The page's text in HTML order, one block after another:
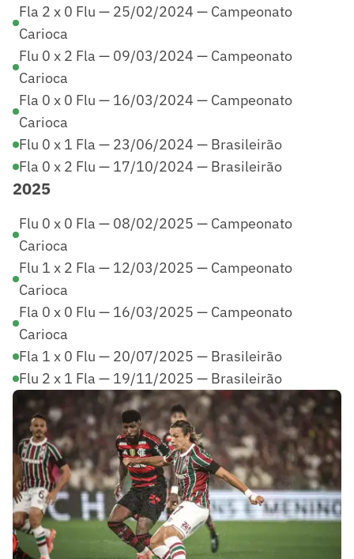
Fla 2 x 0 Flu — 25/02/2024 — Campeonato
Carioca
Flu 0 x 2 Fla — 09/03/2024 — Campeonato
Carioca
Fla 0 x 0 Flu — 16/03/2024 — Campeonato
Carioca
Flu 0 x 1 Fla — 23/06/2024 — Brasileirão
Fla 0 x 2 Flu — 17/10/2024 — Brasileirão
2025
Flu 0 x 0 Fla — 08/02/2025 — Campeonato
Carioca
Flu 1 x 2 Fla — 12/03/2025 — Campeonato
Carioca
Fla 0 x 0 Flu — 16/03/2025 — Campeonato
Carioca
Fla 1 x 0 Flu — 20/07/2025 — Brasileirão
Flu 2 x 1 Fla — 19/11/2025 — Brasileirão